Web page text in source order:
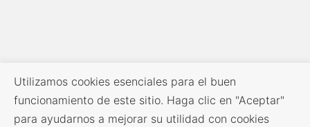
Utilizamos cookies esenciales para el buen
funcionamiento de este sitio. Haga clic en "Aceptar"
para ayudarnos a mejorar su utilidad con cookies